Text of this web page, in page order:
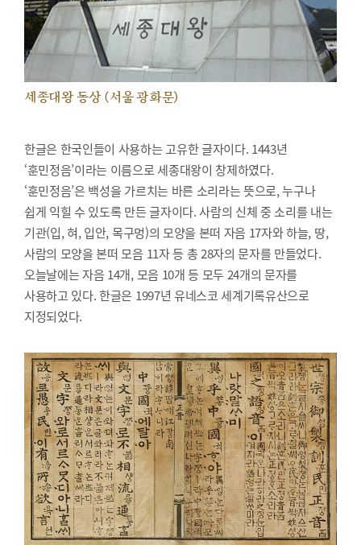
세종대왕 동상 (서울 광화문)
한글은 한국인들이 사용하는 고유한 글자이다. 1443년
‘훈민정음’이라는 이름으로 세종대왕이 창제하였다.
‘훈민정음’은 백성을 가르치는 바른 소리라는 뜻으로, 누구나
쉽게 익힐 수 있도록 만든 글자이다. 사람의 신체 중 소리를 내는
기관(입, 혀, 입안, 목구멍)의 모양을 본떠 자음 17자와 하늘, 땅,
사람의 모양을 본떠 모음 11자 등 총 28자의 문자를 만들었다.
오늘날에는 자음 14개, 모음 10개 등 모두 24개의 문자를
사용하고 있다. 한글은 1997년 유네스코 세계기록유산으로
지정되었다.